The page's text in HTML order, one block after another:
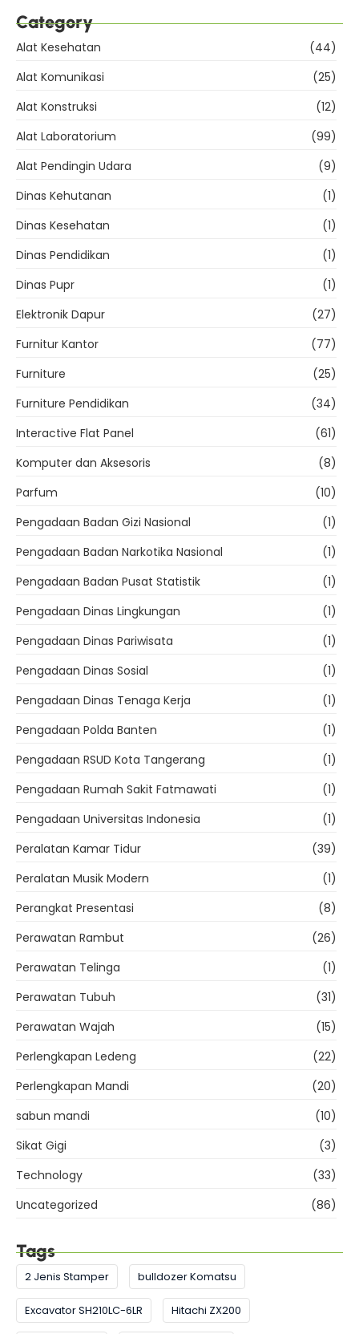
Category
Alat Kesehatan
(44)
Alat Komunikasi
(25)
Alat Konstruksi
(12)
Alat Laboratorium
(99)
Alat Pendingin Udara
(9)
Dinas Kehutanan
(1)
Dinas Kesehatan
(1)
Dinas Pendidikan
(1)
Dinas Pupr
(1)
Elektronik Dapur
(27)
Furnitur Kantor
(77)
Furniture
(25)
Furniture Pendidikan
(34)
Interactive Flat Panel
(61)
Komputer dan Aksesoris
(8)
Parfum
(10)
Pengadaan Badan Gizi Nasional
(1)
Pengadaan Badan Narkotika Nasional
(1)
Pengadaan Badan Pusat Statistik
(1)
Pengadaan Dinas Lingkungan
(1)
Pengadaan Dinas Pariwisata
(1)
Pengadaan Dinas Sosial
(1)
Pengadaan Dinas Tenaga Kerja
(1)
Pengadaan Polda Banten
(1)
Pengadaan RSUD Kota Tangerang
(1)
Pengadaan Rumah Sakit Fatmawati
(1)
Pengadaan Universitas Indonesia
(1)
Peralatan Kamar Tidur
(39)
Peralatan Musik Modern
(1)
Perangkat Presentasi
(8)
Perawatan Rambut
(26)
Perawatan Telinga
(1)
Perawatan Tubuh
(31)
Perawatan Wajah
(15)
Perlengkapan Ledeng
(22)
Perlengkapan Mandi
(20)
sabun mandi
(10)
Sikat Gigi
(3)
Technology
(33)
Uncategorized
(86)
Tags
2 Jenis Stamper bulldozer Komatsu
Excavator SH210LC-6LR Hitachi ZX200